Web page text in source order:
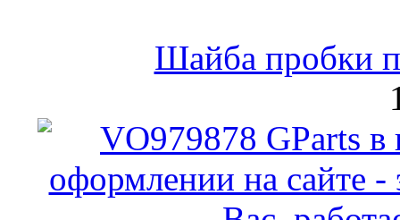
Шайба пробки